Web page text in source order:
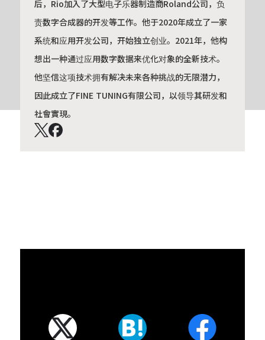
后，Rio加入了大型电子乐器制造商Roland公司，负
责数字合成器的开发等工作。他于2020年成立了一家
系统和应用开发公司，开始独立创业。2021年，他构
想出一种通过应用数字数据来优化对象的全新技术。
他坚信这项技术拥有解决未来各种挑战的无限潜力，
因此成立了FINE TUNING有限公司，以领导其研发和
社會實現。